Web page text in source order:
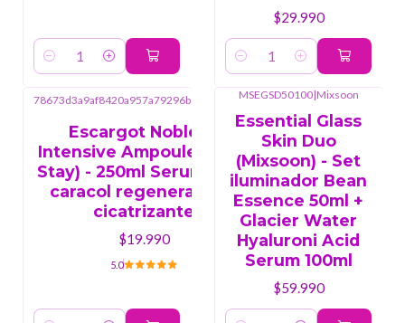
Cantidad
$29.990
Cantidad
78673d3a9af8420a957a79296bcf90a5
Farm
Escargot Noblese
Intensive Ampoule (Farm
Stay) - 250ml Serum baba
caracol regenerador y
cicatrizante
$19.990
5.0
MSEGSD50100|Mixsoon
Essential Glass
Skin Duo
(Mixsoon) - Set
iluminador Bean
Essence 50ml +
Glacier Water
Hyaluroni Acid
Serum 100ml
$59.990